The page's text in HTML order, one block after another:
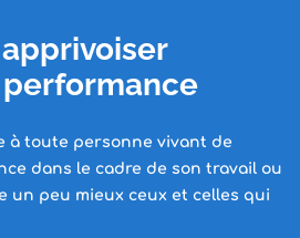
à toute personne vivant de
dans le cadre de son travail ou
un peu mieux ceux et celles qui